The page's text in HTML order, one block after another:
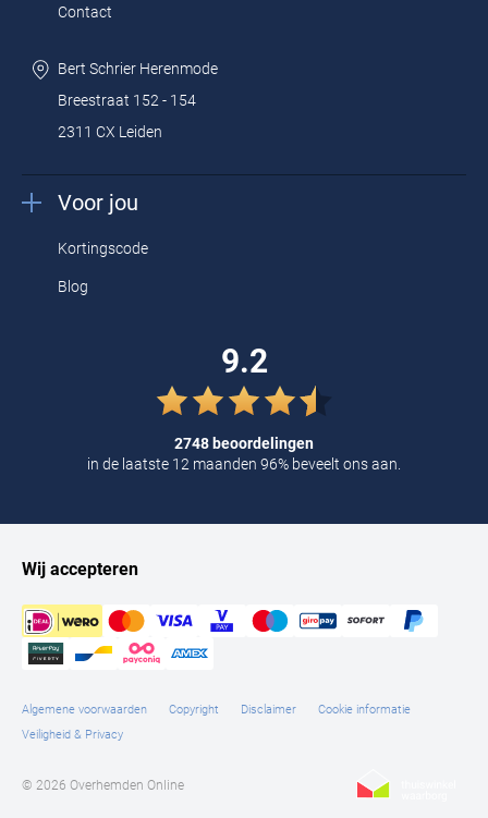
Contact
Bert Schrier Herenmode
Breestraat 152 - 154
2311 CX Leiden
Voor jou
Kortingscode
Blog
9.2
2748 beoordelingen
in de laatste 12 maanden 96% beveelt ons aan.
Wij accepteren
Algemene voorwaarden Copyright Disclaimer
Cookie informatie
Veiligheid & Privacy
© 2026 Overhemden Online